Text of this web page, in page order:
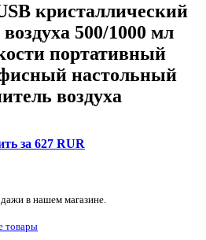
кристаллический
500/1000 мл
портативный
настольный
воздуха
за 627 RUR
в нашем магазине.
товары